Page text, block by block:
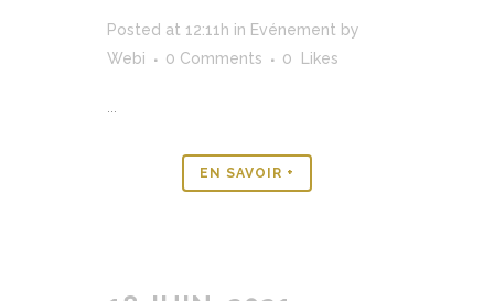
Posted at 12:11h in Evénement by
Webi
0 Comments 0 Likes
EN SAVOIR +